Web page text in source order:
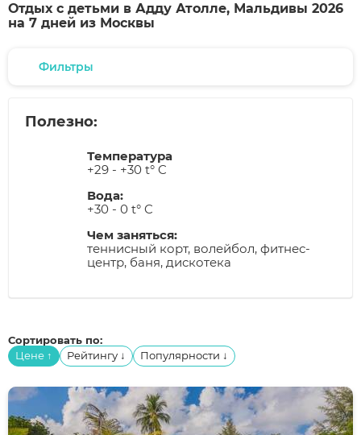
Отдых с детьми в Адду Атолле, Мальдивы 2026
на 7 дней из Москвы
Фильтры
Полезно:
Температура
+29 - +30 t° C
Вода:
+30 - 0 t° C
Чем заняться:
теннисный корт, волейбол, фитнес-
центр, баня, дискотека
Сортировать по:
Цене ↑ Рейтингу ↓ Популярности ↓